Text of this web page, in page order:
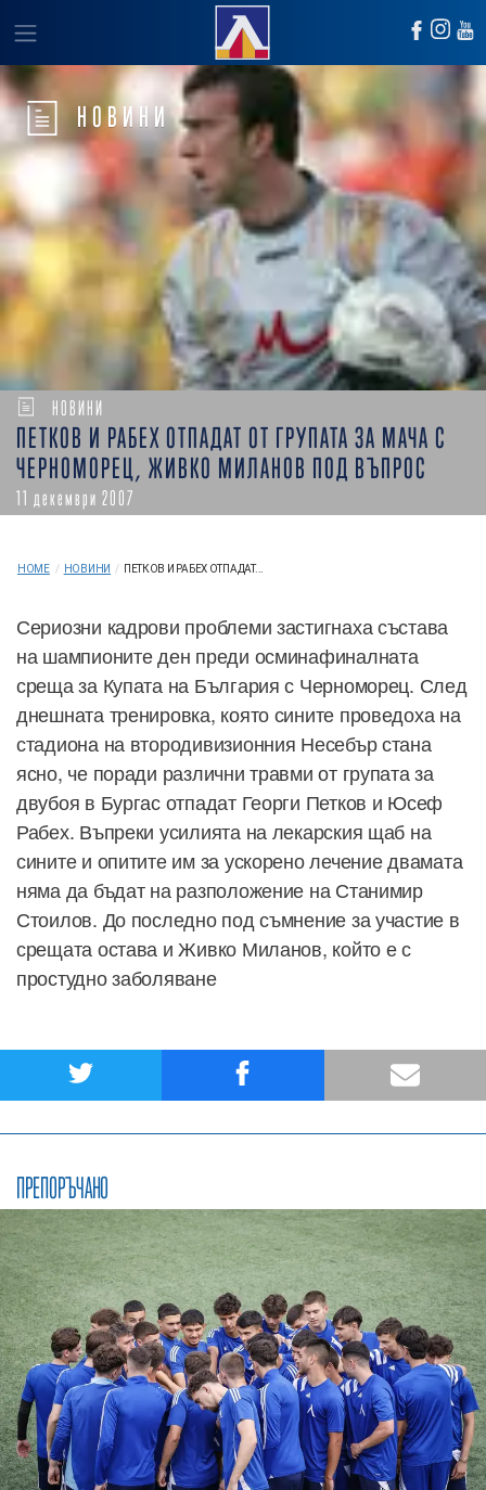
НОВИНИ
НОВИНИ
ПЕТКОВ И РАБЕХ ОТПАДАТ ОТ ГРУПАТА ЗА МАЧА С
ЧЕРНОМОРЕЦ, ЖИВКО МИЛАНОВ ПОД ВЪПРОС
11 декември 2007
HOME / НОВИНИ / ПЕТКОВ И РАБЕХ ОТПАДАТ...
Сериозни кадрови проблеми застигнаха състава
на шампионите ден преди осминафиналната
среща за Купата на България с Черноморец. След
днешната тренировка, която сините проведоха на
стадиона на втородивизионния Несебър стана
ясно, че поради различни травми от групата за
двубоя в Бургас отпадат Георги Петков и Юсеф
Рабех. Въпреки усилията на лекарския щаб на
сините и опитите им за ускорено лечение двамата
няма да бъдат на разположение на Станимир
Стоилов. До последно под съмнение за участие в
срещата остава и Живко Миланов, който е с
простудно заболяване
ПРЕПОРЪЧАНО